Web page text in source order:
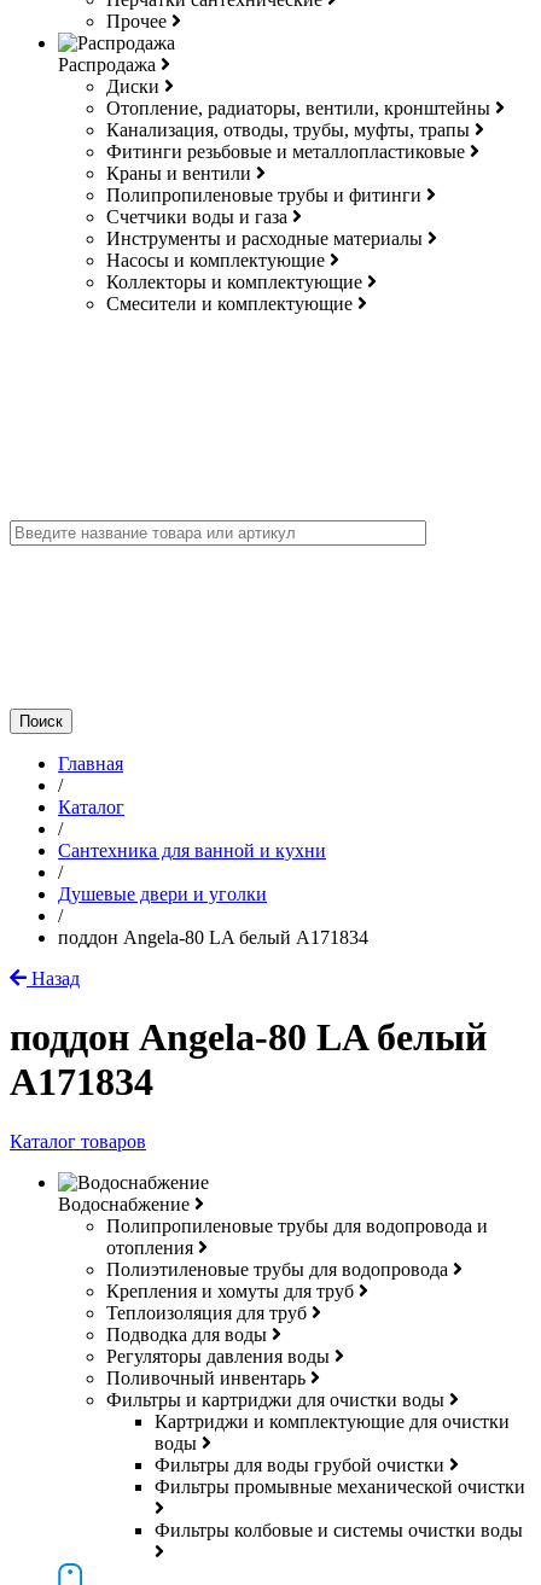
Прочее
Распродажа
Диски
Отопление, радиаторы, вентили, кронштейны
Канализация, отводы, трубы, муфты, трапы
Фитинги резьбовые и металлопластиковые
Краны и вентили
Полипропиленовые трубы и фитинги
Счетчики воды и газа
Инструменты и расходные материалы
Насосы и комплектующие
Коллекторы и комплектующие
Смесители и комплектующие
Главная
/
Каталог
/
Сантехника для ванной и кухни
/
Душевые двери и уголки
/
поддон Angela-80 LA белый A171834
Назад
поддон Angela-80 LA белый
A171834
Каталог товаров
Водоснабжение
Полипропиленовые трубы для водопровода и
отопления
Полиэтиленовые трубы для водопровода
Крепления и хомуты для труб
Теплоизоляция для труб
Подводка для воды
Регуляторы давления воды
Поливочный инвентарь
Фильтры и картриджи для очистки воды
Картриджи и комплектующие для очистки
воды
Фильтры для воды грубой очистки
Фильтры промывные механической очистки
Фильтры колбовые и системы очистки воды